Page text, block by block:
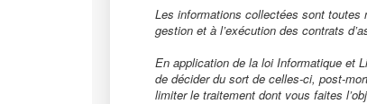
Les informations collectées sont toutes
gestion et à l’exécution des contrats
En application de la loi Informatique et
de décider du sort de celles-ci, post-
limiter le traitement dont vous faites